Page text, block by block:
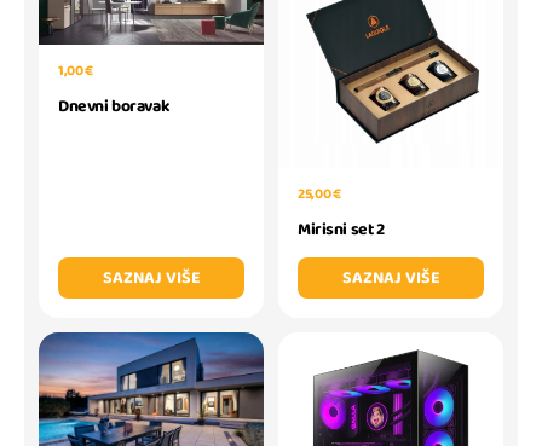
1,00 €
Dnevni boravak
SAZNAJ VIŠE
25,00 €
Mirisni set 2
SAZNAJ VIŠE